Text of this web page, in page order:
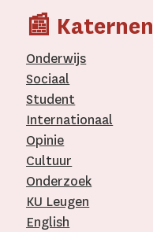
📰 Katernen
Onderwijs
Sociaal
Student
Internationaal­
Opinie
Cultuur
Onderzoek
KU Leugen
English